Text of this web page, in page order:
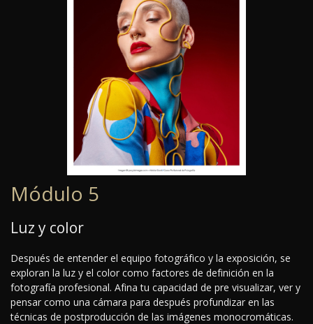
Módulo 5
Luz y color
Después de entender el equipo fotográfico y la exposición, se
exploran la luz y el color como factores de definición en la
fotografía profesional. Afina tu capacidad de pre visualizar, ver y
pensar como una cámara para después profundizar en las
técnicas de postproducción de las imágenes monocromáticas.